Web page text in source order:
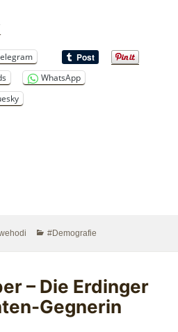
WhatsApp
Kategorien
#Demografie
– Die Erdinger
Gegnerin